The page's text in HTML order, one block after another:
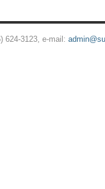
624-3123, e-mail: